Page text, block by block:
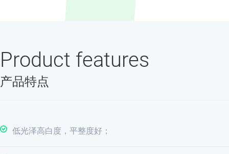
Product features
产品特点
低光泽高白度，平整度好；